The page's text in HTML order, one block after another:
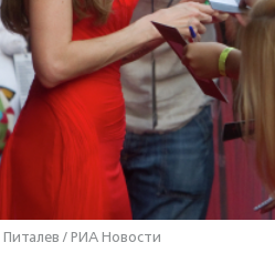
/ РИА Новости